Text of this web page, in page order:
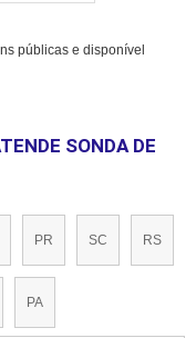
públicas e disponível
SONDA DE
PR SC RS
PA